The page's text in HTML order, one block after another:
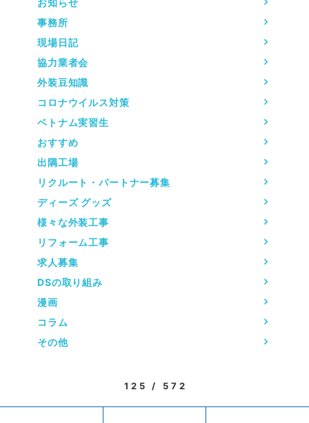
お知らせ
事務所
現場日記
協力業者会
外装豆知識
コロナウイルス対策
ベトナム実習生
おすすめ
出隅工場
リクルート・パートナー募集
ディーズ グッズ
様々な外装工事
リフォーム工事
求人募集
DSの取り組み
漫画
コラム
その他
125 / 572